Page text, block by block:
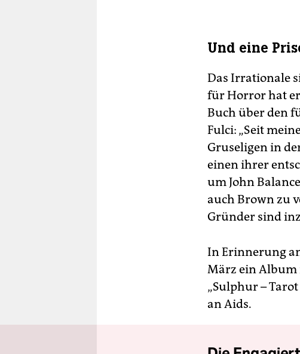
Und eine
Das Irrationale
für Horror hat
Buch über den
Fulci: „Seit
Gruseligen in
einen ihrer
um John
auch Brown zu
Gründer sind
In Erinnerung
März ein Album
„Sulphur –
an Aids.